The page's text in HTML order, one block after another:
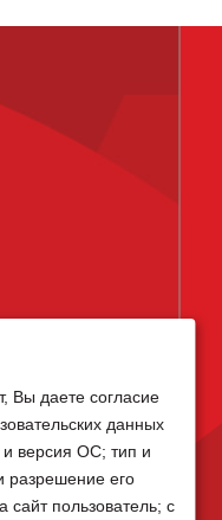
Вы даете согласие
данных
версия ОС; тип и
разрешение его
сайт пользователь; с